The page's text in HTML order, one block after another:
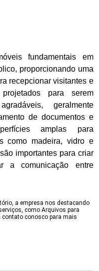
fundamentais em
proporcionando uma
recepcionar visitantes e
para serem
geralmente
de documentos e
amplas para
como madeira, vidro e
importantes para criar
a comunicação entre
a empresa nos destacando
como Arquivos para
contato conosco para mais